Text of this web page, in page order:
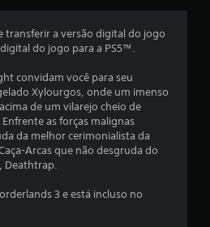
e
u
t
a versão digital do jogo
do jogo para a PS5™.
convidam você para seu
Xylourgos, onde um imenso
de um vilarejo cheio de
as forças malignas
da melhor cerimonialista da
Arcas que não desgruda do
Deathtrap.
3 e está incluso no